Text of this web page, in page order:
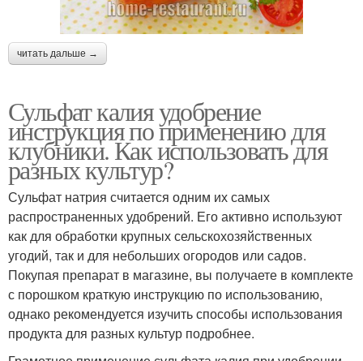
читать дальше →
Сульфат калия удобрение
инструкция по применению для
клубники. Как использовать для
разных культур?
Сульфат натрия считается одним их самых
распространенных удобрений. Его активно используют
как для обработки крупных сельскохозяйственных
угодий, так и для небольших огородов или садов.
Покупая препарат в магазине, вы получаете в комплекте
с порошком краткую инструкцию по использованию,
однако рекомендуется изучить способы использования
продукта для разных культур подробнее.